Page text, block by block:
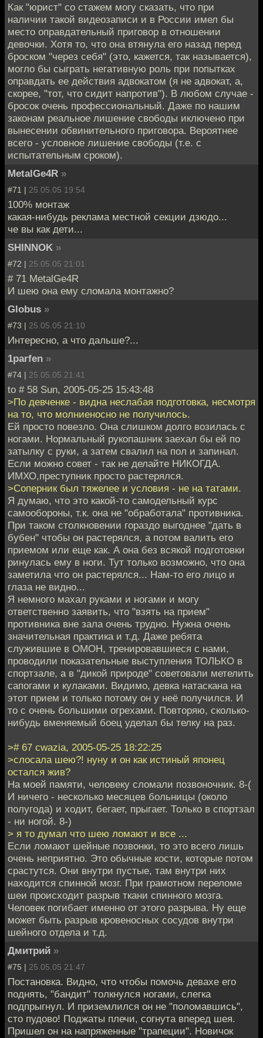
Как "юрист" со стажем могу сказать, что при
наличии такой видеозаписи и в России имел бы
место оправдательный приговор в отношении
девочки. Хотя то, что она втянула его назад перед
броском "через себя" (это, кажется, так называется),
могло бы сыграть негативную роль при попытках
оправдать ее действия адвокатом (я не адвокат, а,
скорее, "тот, что сидит напротив"). В любом случае -
бросок очень профессиональный. Даже по нашим
законам реальное лишение свободы иключено при
вынесении обвинительного приговора. Вероятнее
всего - условное лишение свободы (т.е. с
испытательным сроком).
MetalGe4R »
#71 | 25.05.05 19:54
100% монтаж
какая-нибудь реклама местной секции дзюдо...
че вы как дети...
SHINNOK »
#72 | 25.05.05 21:01
# 71 MetalGe4R
И шею она ему сломала монтажно?
Globus »
#73 | 25.05.05 21:10
Интересно, а что дальше?...
1parfen »
#74 | 25.05.05 21:41
to # 58 Sun, 2005-05-25 15:43:48
>По девченке - видна неслабая подготовка, несмотря
на то, что молниеносно не получилось.
Ей просто повезло. Она слишком долго возилась с
ногами. Нормальный рукопашник заехал бы ей по
затылку с руки, а затем свалил на пол и запинал.
Если можно совет - так не делайте НИКОГДА.
ИМХО,преступник просто растерялся.
>Соперник был тяжелее и условия - не на татами.
Я думаю, что это какой-то самодельный курс
самообороны, т.к. она не "обработала" противника.
При таком столкновении гораздо выгоднее "дать в
бубен" чтобы он растерялся, а потом валить его
приемом или еще как. А она без всякой подготовки
ринулась ему в ноги. Тут только возможно, что она
заметила что он растерялся... Нам-то его лицо и
глаза не видно...
Я немного махал руками и ногами и могу
ответственно заявить, что "взять на прием"
противника вне зала очень трудно. Нужна очень
значительная практика и т.д. Даже ребята
служившие в ОМОН, тренировавшиеся с нами,
проводили показательные выступления ТОЛЬКО в
спортзале, а в "дикой природе" советовали метелить
сапогами и кулаками. Видимо, девка натаскана на
этот прием и только потому он у неё получился. И
то с очень большими огрехами. Повторяю, сколько-
нибудь вменяемый боец уделал бы телку на раз.
># 67 cwazia, 2005-05-25 18:22:25
>слосала шею?! нуну и он как истиный японец
остался жив?
На моей памяти, человеку сломали позвоночник. 8-(
И ничего - несколько месяцев больницы (около
полугода) и ходит, бегает, прыгает. Только в спортзал
- ни ногой. 8-)
> я то думал что шею ломают и все ...
Если ломают шейные позвонки, то это всего лишь
очень неприятно. Это обычные кости, которые потом
срастутся. Они внутри пустые, там внутри них
находится спинной мозг. При грамотном переломе
шеи происходит разрыв ткани спинного мозга.
Человек погибает именно от этого разрыва. Ну еще
может быть разрыв кровеносных сосудов внутри
шейного отдела и т.д.
Дмитрий »
#75 | 25.05.05 21:47
Постановка. Видно, что чтобы помочь девахе его
поднять, "бандит" толкнулся ногами, слегка
подпрыгнул. И приземлился он не "поломавшись",
сто пудово! Поджаты плечи, согнута вперед шея.
Пришел он на напряженные "трапеции". Новичок